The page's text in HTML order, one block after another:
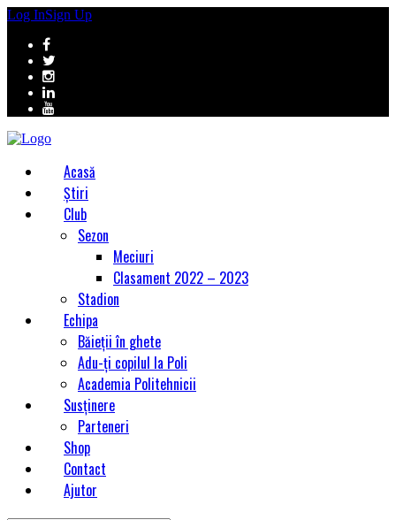
Log InSign Up
Acasă
Știri
Club
Sezon
Meciuri
Clasament 2022 – 2023
Stadion
Echipa
Băieții în ghete
Adu-ți copilul la Poli
Academia Politehnicii
Susținere
Parteneri
Shop
Contact
Ajutor